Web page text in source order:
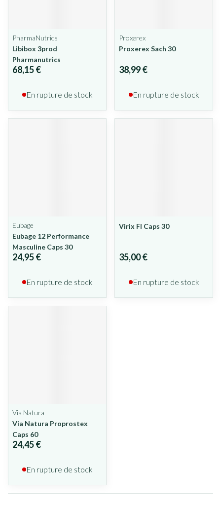
PharmaNutrics
Libibox 3prod
Pharmanutrics
68,15 €
En rupture de stock
Proxerex
Proxerex Sach 30
38,99 €
En rupture de stock
Eubage
Eubage 12 Performance
Masculine Caps 30
24,95 €
En rupture de stock
Virix Fl Caps 30
35,00 €
En rupture de stock
Via Natura
Via Natura Proprostex
Caps 60
24,45 €
En rupture de stock